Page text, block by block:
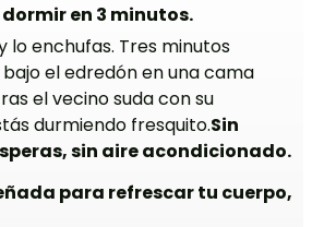
en 3 minutos.
lo enchufas. Tres minutos
el edredón en una cama
el vecino suda con su
durmiendo fresquito.Sin
sin aire acondicionado.
para refrescar tu cuerpo,